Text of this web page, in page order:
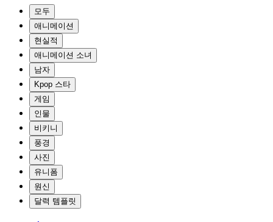
모두
애니메이션
현실적
애니메이션 소녀
남자
Kpop 스타
게임
인물
비키니
풍경
사진
유니폼
원신
달력 템플릿